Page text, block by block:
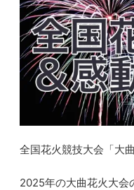
全国花火競技大会「大
2025年の大曲花火大会